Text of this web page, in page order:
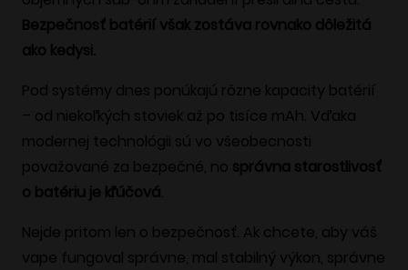
Bezpečnosť batérií však zostáva rovnako dôležitá
ako kedysi.
Pod systémy dnes ponúkajú rôzne kapacity batérií
– od niekoľkých stoviek až po tisíce mAh. Vďaka
modernej technológii sú vo všeobecnosti
považované za bezpečné, no správna starostlivosť
o batériu je kľúčová.
Nejde pritom len o bezpečnosť. Ak chcete, aby váš
vape fungoval správne, mal stabilný výkon, správne